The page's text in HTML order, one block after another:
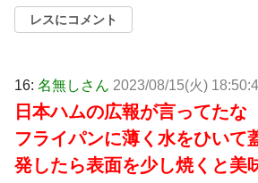
レスにコメント
16: 名無しさん 2023/08/15(火)
日本ハムの広報が言ってたな
フライパンに薄く水をひいて
発したら表面を少し焼くと美